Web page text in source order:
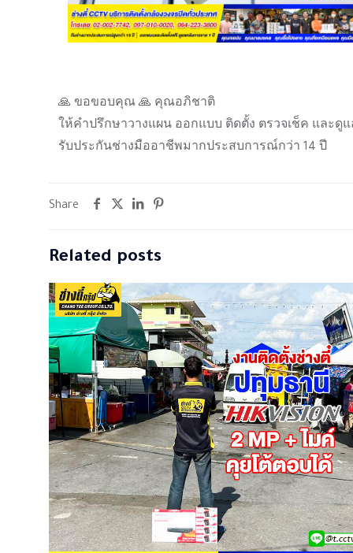
🙏 ขอขอบคุณ 🙏 คุณอภิชาติ
ให้คำปรึกษาวางแผน ออกแบบ ติดตั้ง ตรวจเช็ค และดู
รับประกันช่างมืออาชีพมากประสบการณ์กว่า 14 ปี
Share
Related posts